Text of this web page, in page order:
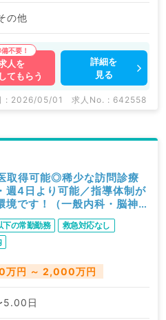
の他
人を
てもらう
詳細を
見る
: 2026/05/01 求人No. : 642558
取得可能◎稀少な訪問診療
週4日より可能／指導体制が
です！（一般内科・脳神経
下の常勤勤務
救急対応なし
万円 ～ 2,000万円
5.00日